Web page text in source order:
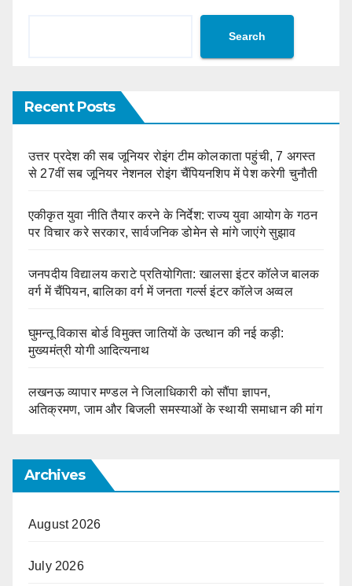
Search
Recent Posts
उत्तर प्रदेश की सब जूनियर रोइंग टीम कोलकाता पहुंची, 7 अगस्त
से 27वीं सब जूनियर नेशनल रोइंग चैंपियनशिप में पेश करेगी चुनौती
एकीकृत युवा नीति तैयार करने के निर्देश: राज्य युवा आयोग के गठन
पर विचार करे सरकार, सार्वजनिक डोमेन से मांगे जाएंगे सुझाव
जनपदीय विद्यालय कराटे प्रतियोगिता: खालसा इंटर कॉलेज बालक
वर्ग में चैंपियन, बालिका वर्ग में जनता गर्ल्स इंटर कॉलेज अव्वल
घुमन्तू विकास बोर्ड विमुक्त जातियों के उत्थान की नई कड़ी:
मुख्यमंत्री योगी आदित्यनाथ
लखनऊ व्यापार मण्डल ने जिलाधिकारी को सौंपा ज्ञापन,
अतिक्रमण, जाम और बिजली समस्याओं के स्थायी समाधान की मांग
Archives
August 2026
July 2026